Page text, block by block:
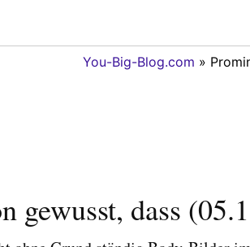
You-Big-Blog.com »
gewusst, dass